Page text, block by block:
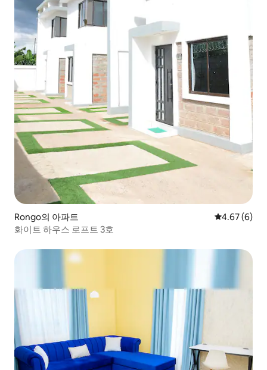
Rongo의 아파트 평점 4.67점
4.67 (6)
화이트 하우스 로프트 3호